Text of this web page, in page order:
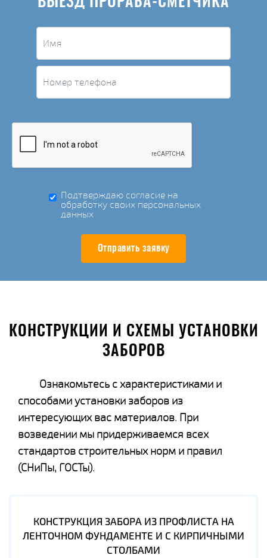
Подтверждаю согласие на
обработку своих персональных
данных
Отправить заявку
КОНСТРУКЦИИ И СХЕМЫ УСТАНОВКИ
ЗАБОРОВ
Ознакомьтесь с характеристиками и
способами установки заборов из
интересующих вас материалов. При
возведении мы придерживаемся всех
стандартов строительных норм и правил
(СНиПы, ГОСТы).
КОНСТРУКЦИЯ ЗАБОРА ИЗ ПРОФЛИСТА НА
ЛЕНТОЧНОМ ФУНДАМЕНТЕ И С КИРПИЧНЫМИ
СТОЛБАМИ